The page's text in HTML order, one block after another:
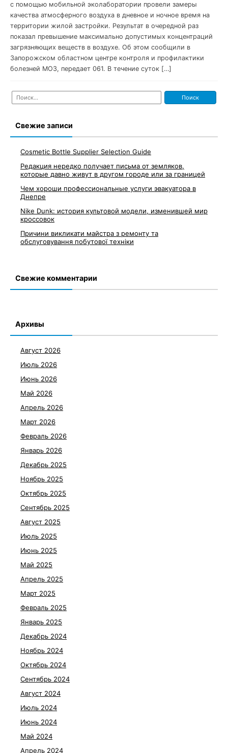
с помощью мобильной эколаборатории провели замеры
качества атмосферного воздуха в дневное и ночное время на
территории жилой застройки. Результат в очередной раз
показал превышение максимально допустимых концентраций
загрязняющих веществ в воздухе. Об этом сообщили в
Запорожском областном центре контроля и профилактики
болезней МОЗ, передает 061. В течение суток […]
Найти:
Свежие записи
Cosmetic Bottle Supplier Selection Guide
Редакция нередко получает письма от земляков,
которые давно живут в другом городе или за границей
Чем хороши профессиональные услуги эвакуатора в
Днепре
Nike Dunk: история культовой модели, изменившей мир
кроссовок
Причини викликати майстра з ремонту та
обслуговування побутової техніки
Свежие комментарии
Архивы
Август 2026
Июль 2026
Июнь 2026
Май 2026
Апрель 2026
Март 2026
Февраль 2026
Январь 2026
Декабрь 2025
Ноябрь 2025
Октябрь 2025
Сентябрь 2025
Август 2025
Июль 2025
Июнь 2025
Май 2025
Апрель 2025
Март 2025
Февраль 2025
Январь 2025
Декабрь 2024
Ноябрь 2024
Октябрь 2024
Сентябрь 2024
Август 2024
Июль 2024
Июнь 2024
Май 2024
Апрель 2024